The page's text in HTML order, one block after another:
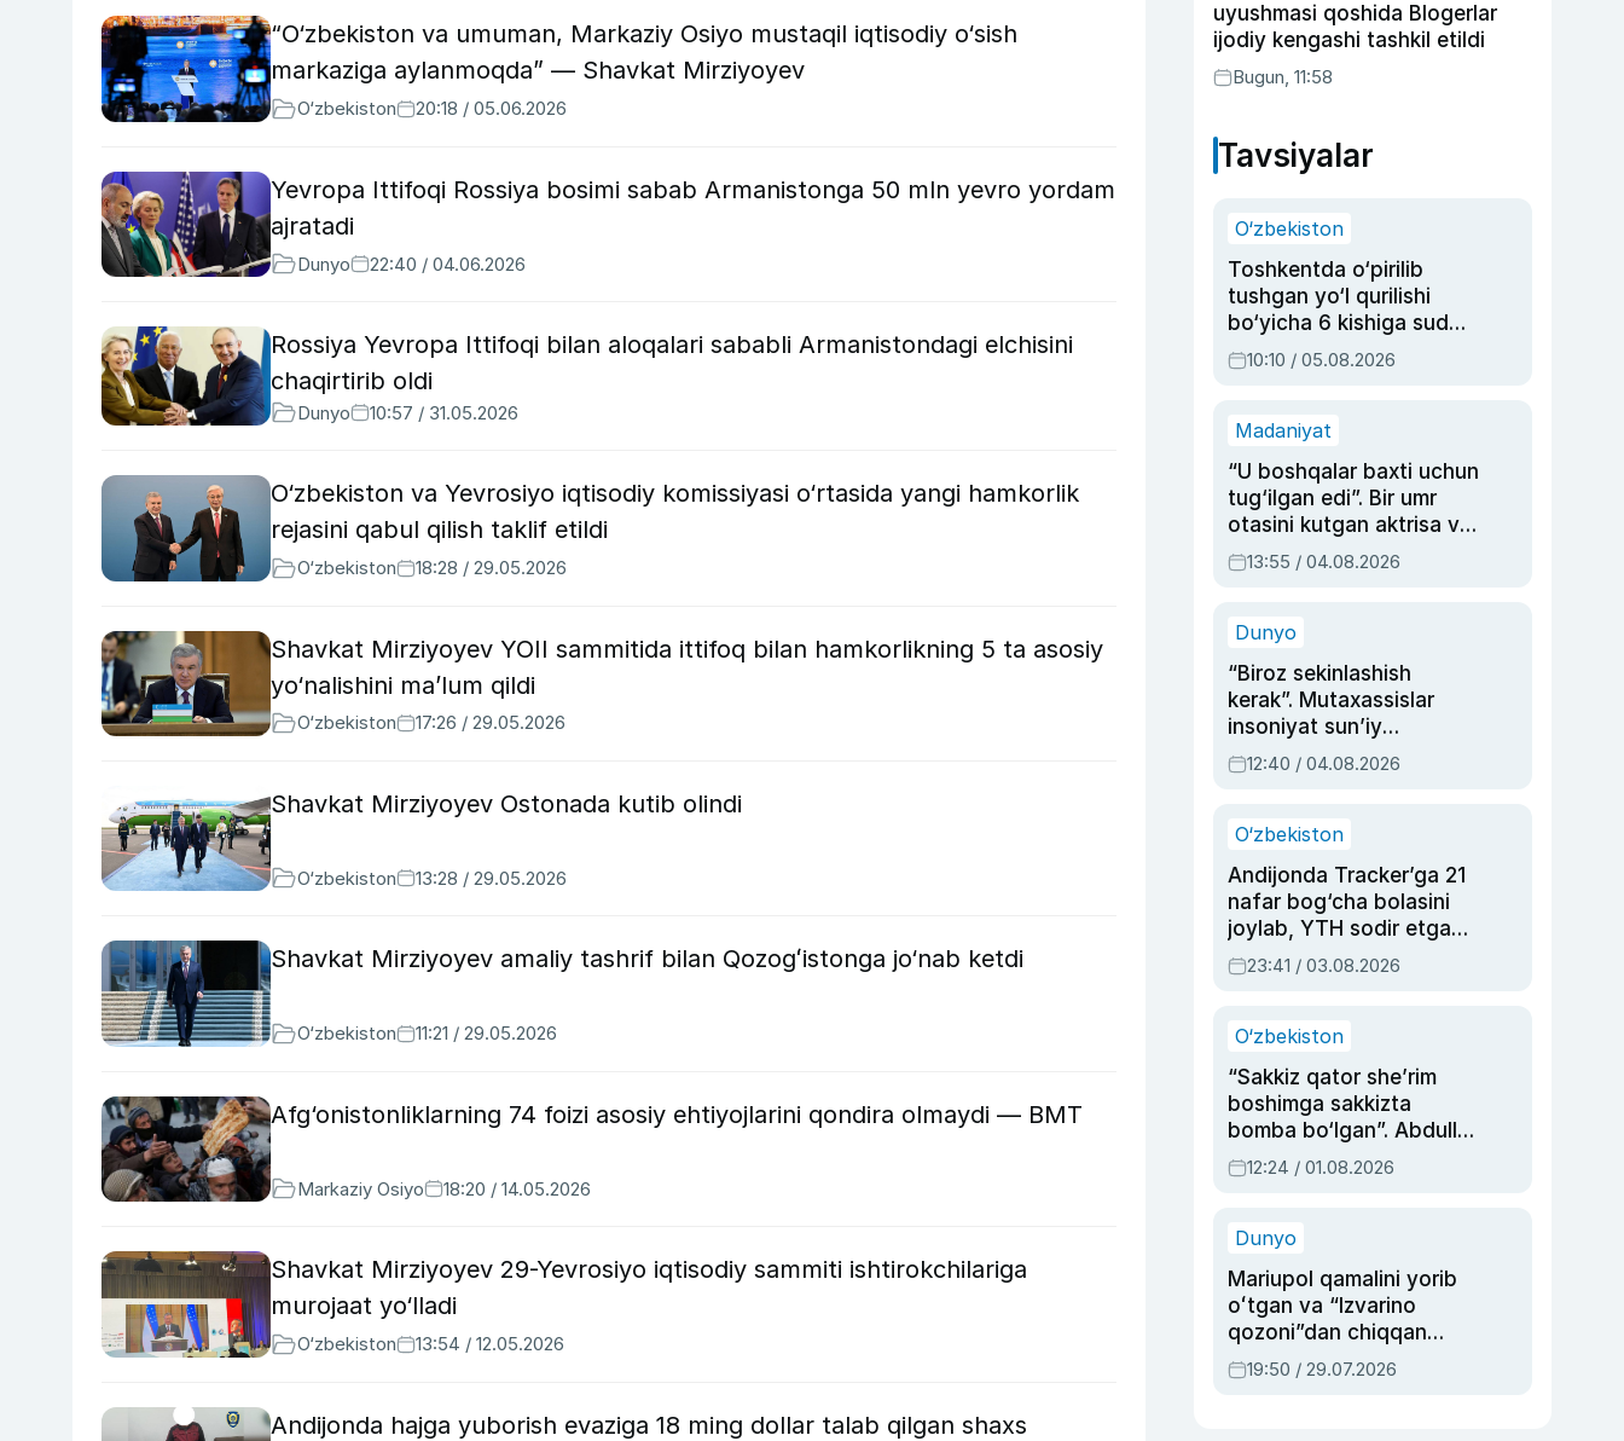
“O‘zbekiston va umuman, Markaziy Osiyo mustaqil iqtisodiy o‘sish
markaziga aylanmoqda” — Shavkat Mirziyoyev
O‘zbekiston 20:18 / 05.06.2026
Yevropa Ittifoqi Rossiya bosimi sabab Armanistonga 50 mln yevro yordam
ajratadi
Dunyo 22:40 / 04.06.2026
Rossiya Yevropa Ittifoqi bilan aloqalari sababli Armanistondagi elchisini
chaqirtirib oldi
Dunyo 10:57 / 31.05.2026
O‘zbekiston va Yevrosiyo iqtisodiy komissiyasi o‘rtasida yangi hamkorlik
rejasini qabul qilish taklif etildi
O‘zbekiston 18:28 / 29.05.2026
Shavkat Mirziyoyev YOII sammitida ittifoq bilan hamkorlikning 5 ta asosiy
yo‘nalishini ma’lum qildi
O‘zbekiston 17:26 / 29.05.2026
Shavkat Mirziyoyev Ostonada kutib olindi
O‘zbekiston 13:28 / 29.05.2026
Shavkat Mirziyoyev amaliy tashrif bilan Qozogʻistonga jo‘nab ketdi
O‘zbekiston 11:21 / 29.05.2026
Afg‘onistonliklarning 74 foizi asosiy ehtiyojlarini qondira olmaydi — BMT
Markaziy Osiyo 18:20 / 14.05.2026
Shavkat Mirziyoyev 29-Yevrosiyo iqtisodiy sammiti ishtirokchilariga
murojaat yo‘lladi
O‘zbekiston 13:54 / 12.05.2026
Andijonda hajga yuborish evaziga 18 ming dollar talab qilgan shaxs
uyushmasi qoshida Blogerlar
ijodiy kengashi tashkil etildi
Bugun, 11:58
Tavsiyalar
O‘zbekiston
Toshkentda o‘pirilib
tushgan yo‘l qurilishi
bo‘yicha 6 kishiga sud
hukmi o‘qildi
10:10 / 05.08.2026
Madaniyat
“U boshqalar baxti uchun
tug‘ilgan edi”. Bir umr
otasini kutgan aktrisa va
dublyaj ustasi Rimma
Ahmedovaning
13:55 / 04.08.2026
Dunyo
“Biroz sekinlashish
kerak”. Mutaxassislar
insoniyat sun’iy
intellektni boshqara
olmay qolishidan xavotir
12:40 / 04.08.2026
O‘zbekiston
Andijonda Tracker’ga 21
nafar bog‘cha bolasini
joylab, YTH sodir etgan
ayolga sud hukmi o‘qildi
23:41 / 03.08.2026
O‘zbekiston
“Sakkiz qator she’rim
boshimga sakkizta
bomba bo‘lgan”. Abdulla
Oripovni siyosiy
ayblovlardan asrab
12:24 / 01.08.2026
Dunyo
Mariupol qamalini yorib
oʻtgan va “Izvarino
qozoni”dan chiqqan
qahramon — Ukraina
armiyasi bosh
19:50 / 29.07.2026